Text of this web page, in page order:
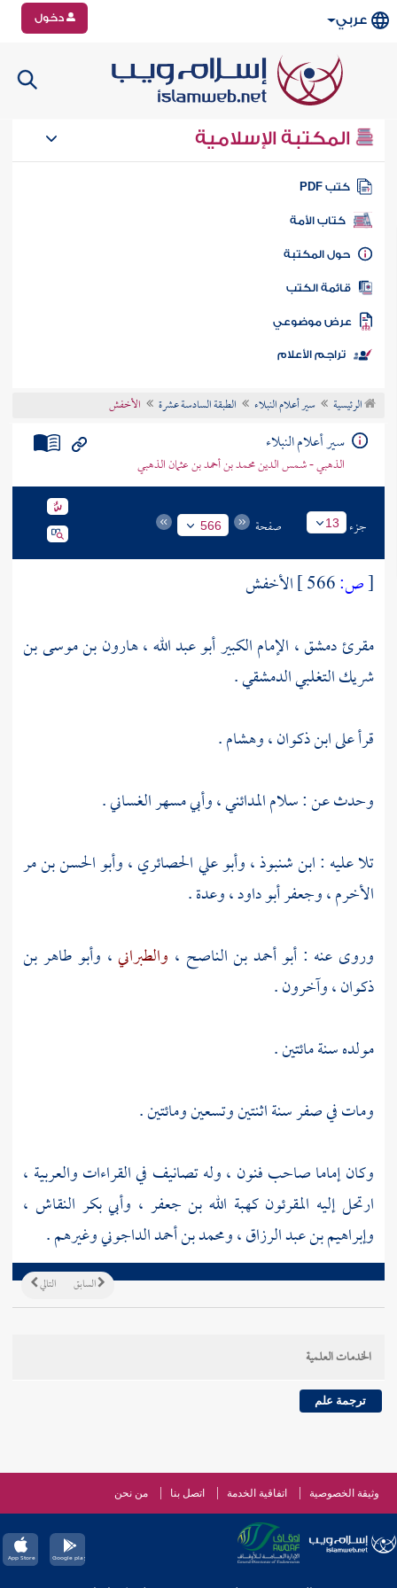
عربي دخول
المكتبة الإسلامية
كتب PDF
كتاب الأمة
المكتبة
الكتب
موضوعي
تراجم الأعلام
الرئيسية سير أعلام النبلاء الطبقة السادسة عشرة الأخفش
سير أعلام النبلاء
الذهبي - شمس الدين محمد بن أحمد بن عثمان الذهبي
جزء 13 صفحة 566
[ص:
الأخفش
مقرئ دمشق ، الإمام الكبيرأبو عبد الله ، هارون بن موسى بن
شريك التغلبيالدمشقي .
قرأ علىابن ذكوان،وهشام.
وحدث عن :سلام المدائني،وأبي مسهر الغساني.
تلا عليه :ابن شنبوذ،وأبو علي الحصائري،وأبو الحسن بن مر
الأخرم،وجعفر أبو داود، وعدة .
وروى عنه : أبو أحمد بن الناصح ، والطبراني، وأبو طاهر بن
ذكوان، وآخرون .
مولده سنة مائتين .
ومات في صفر سنة اثنتين وتسعين ومائتين .
وكان إماما صاحب فنون ، وله تصانيف في القراءات والعربية ،
ارتحل إليه المقرئونكهبة الله بن جعفر ، وأبي بكر النقاش ،
وإبراهيم بن عبد الرزاق،ومحمد بن أحمد الداجونيوغيرهم .
التالي السابق
الخدمات العلمية
ترجمة علم
وثيقة الخصوصية اتفاقية الخدمة اتصل بنا من نحن